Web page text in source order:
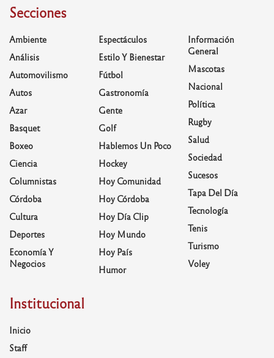
Secciones
Ambiente
Análisis
Automovilismo
Autos
Azar
Basquet
Boxeo
Ciencia
Columnistas
Córdoba
Cultura
Deportes
Economía Y
Negocios
Espectáculos
Estilo Y Bienestar
Fútbol
Gastronomía
Gente
Golf
Hablemos Un Poco
Hockey
Hoy Comunidad
Hoy Córdoba
Hoy Día Clip
Hoy Mundo
Hoy País
Humor
Información
General
Mascotas
Nacional
Política
Rugby
Salud
Sociedad
Sucesos
Tapa Del Día
Tecnología
Tenis
Turismo
Voley
Institucional
Inicio
Staff